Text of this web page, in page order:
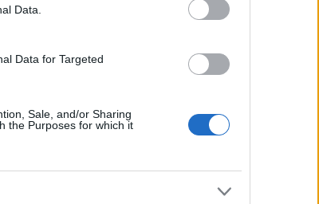
Data.
Data for Targeted
Sale, and/or Sharing
the Purposes for which it
κακοποίηση και τις BDSM